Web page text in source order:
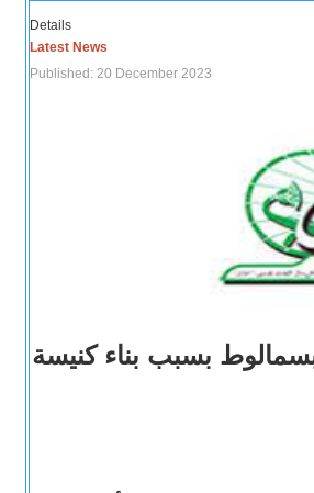
Details
Latest News
Published: 20 December 2023
بسبب بناء كنيسة